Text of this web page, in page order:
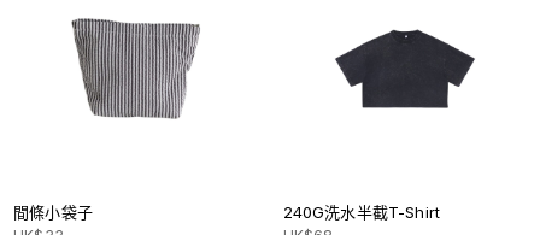
間條小袋子 240G洗水半截T-Shirt